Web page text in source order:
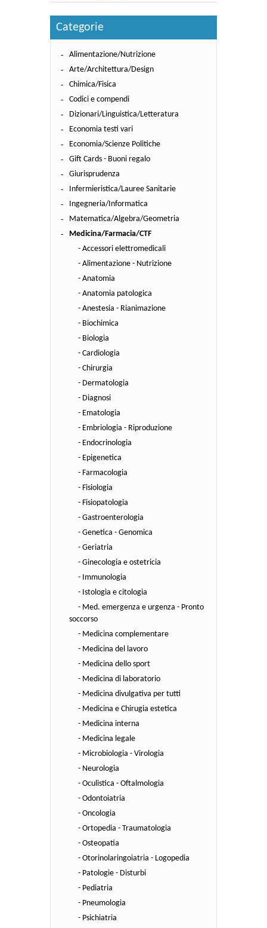
Carta Cultura e Carta del Merito - Carta Docente
I nostri serviziCategorie
Alimentazione/Nutrizione
Arte/Architettura/Design
Chimica/Fisica
Codici e compendi
Dizionari/Linguistica/Letteratura
Economia testi vari
Economia/Scienze Politiche
Gift Cards - Buoni regalo
Giurisprudenza
Infermieristica/Lauree Sanitarie
Ingegneria/Informatica
Matematica/Algebra/Geometria
Medicina/Farmacia/CTF
- Accessori elettromedicali
- Alimentazione - Nutrizione
- Anatomia
- Anatomia patologica
- Anestesia - Rianimazione
- Biochimica
- Biologia
- Cardiologia
- Chirurgia
- Dermatologia
- Diagnosi
- Ematologia
- Embriologia - Riproduzione
- Endocrinologia
- Epigenetica
- Farmacologia
- Fisiologia
- Fisiopatologia
- Gastroenterologia
- Genetica - Genomica
- Geriatria
- Ginecologia e ostetricia
- Immunologia
- Istologia e citologia
- Med. emergenza e urgenza - Pronto
soccorso
- Medicina complementare
- Medicina del lavoro
- Medicina dello sport
- Medicina di laboratorio
- Medicina divulgativa per tutti
- Medicina e Chirugia estetica
- Medicina interna
- Medicina legale
- Microbiologia - Virologia
- Neurologia
- Oculistica - Oftalmologia
- Odontoiatria
- Oncologia
- Ortopedia - Traumatologia
- Osteopatia
- Otorinolaringoiatria - Logopedia
- Patologie - Disturbi
- Pediatria
- Pneumologia
- Psichiatria